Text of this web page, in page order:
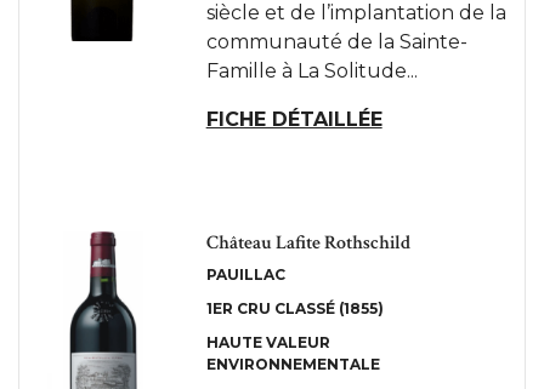
siècle et de l’implantation de la
communauté de la Sainte-
Famille à La Solitude...
FICHE DÉTAILLÉE
Château Lafite Rothschild
PAUILLAC
1ER CRU CLASSÉ (1855)
HAUTE VALEUR
ENVIRONNEMENTALE